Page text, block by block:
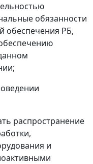
обязанности
обеспечения РБ,
распространение
и